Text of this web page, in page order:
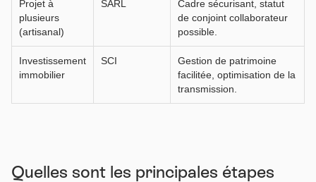
Projet à
plusieurs
(artisanal)
SARL
Cadre sécurisant, statut
de conjoint collaborateur
possible.
Investissement
immobilier
SCI
Gestion de patrimoine
facilitée, optimisation de la
transmission.
Quelles sont les principales étapes